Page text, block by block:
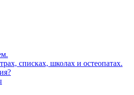
списках, школах и остеопатах.